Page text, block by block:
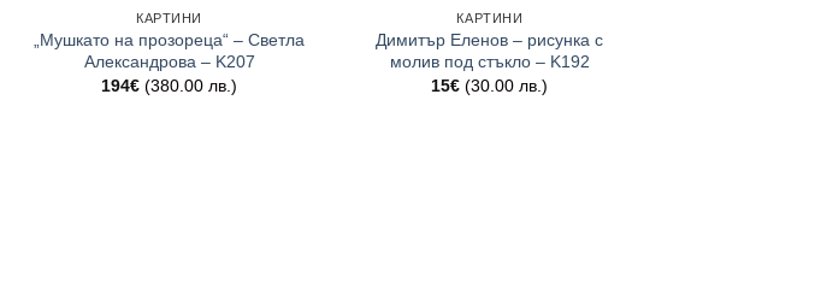
КАРТИНИ
„Мушкато на прозореца“ – Светла
Александрова – K207
194€ (380.00 лв.)
КАРТИНИ
Димитър Еленов – рисунка с
молив под стъкло – K192
15€ (30.00 лв.)